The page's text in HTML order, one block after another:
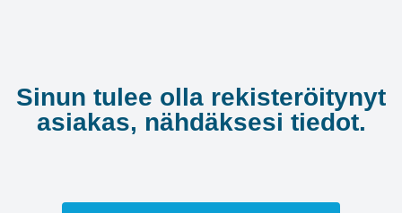
Sinun tulee olla rekisteröitynyt
asiakas, nähdäksesi tiedot.